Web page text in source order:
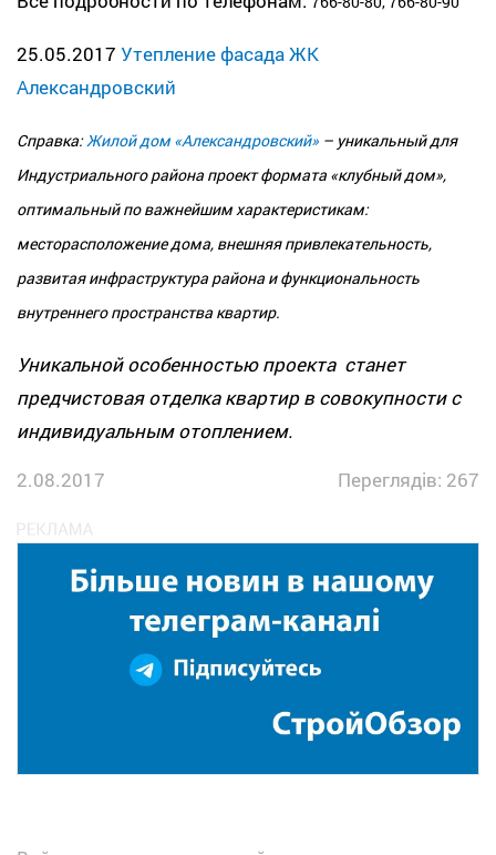
25.05.2017 Утепление фасада ЖК
Александровский
Справка: Жилой дом «Александровский» – уникальный для
Индустриального района проект формата «клубный дом»,
оптимальный по важнейшим характеристикам:
месторасположение дома, внешняя привлекательность,
развитая инфраструктура района и функциональность
внутреннего пространства квартир.
Уникальной особенностью проекта станет
предчистовая отделка квартир в совокупности с
индивидуальным отоплением.
2.08.2017
Переглядів: 267